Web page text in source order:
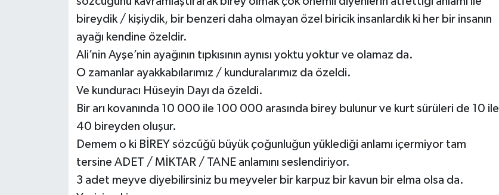
bireydik / kişiydik, bir benzeri daha olmayan özel biricik insanlardık ki her bir insanın
ayağı kendine özeldir.
Ali’nin Ayşe’nin ayağının tıpkısının aynısı yoktu yoktur ve olamaz da.
O zamanlar ayakkabılarımız / kunduralarımız da özeldi.
Ve kunduracı Hüseyin Dayı da özeldi.
Bir arı kovanında 10 000 ile 100 000 arasında birey bulunur ve kurt sürüleri de 10 ile
40 bireyden oluşur.
Demem o ki BİREY sözcüğü büyük çoğunluğun yüklediği anlamı içermiyor tam
tersine ADET / MİKTAR / TANE anlamını seslendiriyor.
3 adet meyve diyebilirsiniz bu meyveler bir karpuz bir kavun bir elma olsa da.